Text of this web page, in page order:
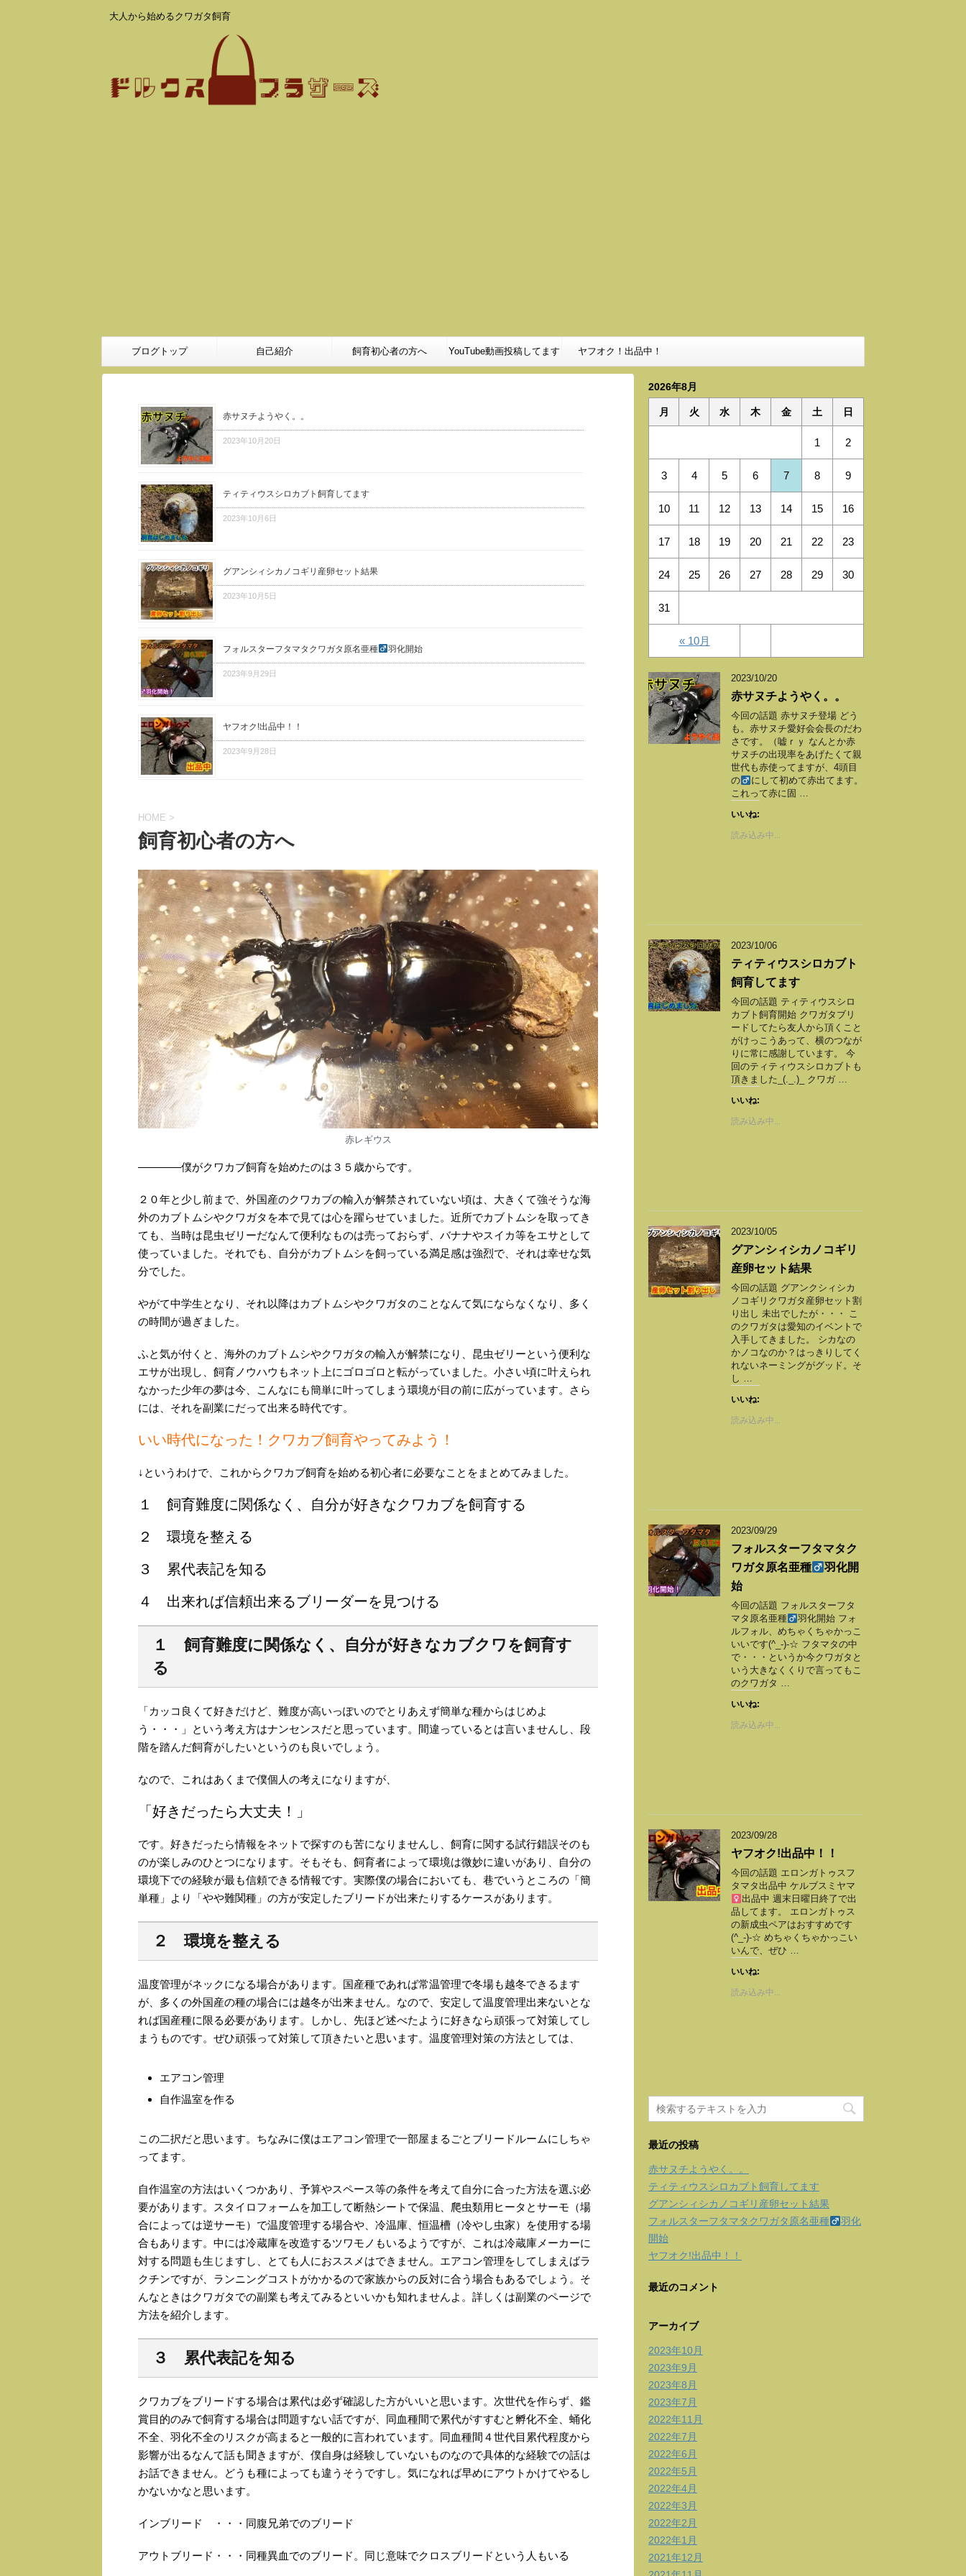
大人から始めるクワガタ飼育
ブログトップ 自己紹介 飼育初心者の方へ YouTube動画投稿してます ヤフオク！出品中！
赤サヌチようやく。。
2023年10月20日
ティティウスシロカブト飼育してます
2023年10月6日
グアンシィシカノコギリ産卵セット結果
2023年10月5日
フォルスターフタマタクワガタ原名亜種 羽化開始
2023年9月29日
ヤフオク!出品中！！
2023年9月28日
HOME >
飼育初心者の方へ
赤レギウス
――――僕がクワカブ飼育を始めたのは３５歳からです。
２０年と少し前まで、外国産のクワカブの輸入が解禁されていない頃は、大きくて強そうな海
外のカブトムシやクワガタを本で見ては心を躍らせていました。近所でカブトムシを取ってき
ても、当時は昆虫ゼリーだなんて便利なものは売っておらず、バナナやスイカ等をエサとして
使っていました。それでも、自分がカブトムシを飼っている満足感は強烈で、それは幸せな気
分でした。
やがて中学生となり、それ以降はカブトムシやクワガタのことなんて気にならなくなり、多く
の時間が過ぎました。
ふと気が付くと、海外のカブトムシやクワガタの輸入が解禁になり、昆虫ゼリーという便利な
エサが出現し、飼育ノウハウもネット上にゴロゴロと転がっていました。小さい頃に叶えられ
なかった少年の夢は今、こんなにも簡単に叶ってしまう環境が目の前に広がっています。さら
には、それを副業にだって出来る時代です。
いい時代になった！クワカブ飼育やってみよう！
↓というわけで、これからクワカブ飼育を始める初心者に必要なことをまとめてみました。
１ 飼育難度に関係なく、自分が好きなクワカブを飼育する
２ 環境を整える
３ 累代表記を知る
４ 出来れば信頼出来るブリーダーを見つける
１ 飼育難度に関係なく、自分が好きなカブクワを飼育す
る
「カッコ良くて好きだけど、難度が高いっぽいのでとりあえず簡単な種からはじめよ
う・・・」という考え方はナンセンスだと思っています。間違っているとは言いませんし、段
階を踏んだ飼育がしたいというのも良いでしょう。
なので、これはあくまで僕個人の考えになりますが、
「好きだったら大丈夫！」
です。好きだったら情報をネットで探すのも苦になりませんし、飼育に関する試行錯誤そのも
のが楽しみのひとつになります。そもそも、飼育者によって環境は微妙に違いがあり、自分の
環境下での経験が最も信頼できる情報です。実際僕の場合においても、巷でいうところの「簡
単種」より「やや難関種」の方が安定したブリードが出来たりするケースがあります。
２ 環境を整える
温度管理がネックになる場合があります。国産種であれば常温管理で冬場も越冬できるます
が、多くの外国産の種の場合には越冬が出来ません。なので、安定して温度管理出来ないとな
れば国産種に限る必要があります。しかし、先ほど述べたように好きなら頑張って対策してし
まうものです。ぜひ頑張って対策して頂きたいと思います。温度管理対策の方法としては、
エアコン管理
自作温室を作る
この二択だと思います。ちなみに僕はエアコン管理で一部屋まるごとブリードルームにしちゃ
ってます。
自作温室の方法はいくつかあり、予算やスペース等の条件を考えて自分に合った方法を選ぶ必
要があります。スタイロフォームを加工して断熱シートで保温、爬虫類用ヒータとサーモ（場
合によっては逆サーモ）で温度管理する場合や、冷温庫、恒温槽（冷やし虫家）を使用する場
合もあります。中には冷蔵庫を改造するツワモノもいるようですが、これは冷蔵庫メーカーに
対する問題も生じますし、とても人におススメはできません。エアコン管理をしてしまえばラ
クチンですが、ランニングコストがかかるので家族からの反対に合う場合もあるでしょう。そ
んなときはクワガタでの副業も考えてみるといいかも知れませんよ。詳しくは副業のページで
方法を紹介します。
３ 累代表記を知る
クワカブをブリードする場合は累代は必ず確認した方がいいと思います。次世代を作らず、鑑
賞目的のみで飼育する場合は問題すない話ですが、同血種間で累代がすすむと孵化不全、蛹化
不全、羽化不全のリスクが高まると一般的に言われています。同血種間４世代目累代程度から
影響が出るなんて話も聞きますが、僕自身は経験していないものなので具体的な経験での話は
お話できません。どうも種によっても違うそうですし。気になれば早めにアウトかけてやるし
かないかなと思います。
インブリード ・・・同腹兄弟でのブリード
アウトブリード・・・同種異血でのブリード。同じ意味でクロスブリードという人もいる
2026年8月
月 火 水 木 金 土 日
« 10月
1 2
3 4 5 6 7 8 9
10 11 12 13 14 15 16
17 18 19 20 21 22 23
24 25 26 27 28 29 30
31
2023/10/20
赤サヌチようやく。。
今回の話題 赤サヌチ登場 どう
も。赤サヌチ愛好会会長のだわ
さです。（嘘ｒｙ なんとか赤
サヌチの出現率をあげたくて親
世代も赤使ってますが、4頭目
の
にして初めて赤出てます。
これって赤に固 …
いいね:
読み込み中...
2023/10/06
ティティウスシロカブト
飼育してます
今回の話題 ティティウスシロ
カブト飼育開始 クワガタブリ
ードしてたら友人から頂くこと
がけっこうあって、横のつなが
りに常に感謝しています。 今
回のティティウスシロカブトも
頂きました_(._.)_ クワガ …
いいね:
読み込み中...
2023/10/05
グアンシィシカノコギリ
産卵セット結果
今回の話題 グアンクシィシカ
ノコギリクワガタ産卵セット割
り出し 未出でしたが・・・ こ
のクワガタは愛知のイベントで
入手してきました。 シカなの
かノコなのか？はっきりしてく
れないネーミングがグッド。そ
し …
いいね:
読み込み中...
2023/09/29
フォルスターフタマタク
ワガタ原名亜種
羽化開
始
今回の話題 フォルスターフタ
マタ原名亜種
羽化開始 フォ
ルフォル、めちゃくちゃかっこ
いいです(^_-)-☆ フタマタの中
で・・・というか今クワガタと
いう大きなくくりで言ってもこ
のクワガタ …
いいね:
読み込み中...
2023/09/28
ヤフオク!出品中！！
今回の話題 エロンガトゥスフ
タマタ出品中 ケルブスミヤマ
出品中 週末日曜日終了で出
品してます。 エロンガトゥス
の新成虫ペアはおすすめです
(^_-)-☆ めちゃくちゃかっこい
いんで、ぜひ …
いいね:
読み込み中...
最近の投稿
赤サヌチようやく。。
ティティウスシロカブト飼育してます
グアンシィシカノコギリ産卵セット結果
フォルスターフタマタクワガタ原名亜種
羽化
開始
ヤフオク!出品中！！
最近のコメント
アーカイブ
2023年10月
2023年9月
2023年8月
2023年7月
2022年11月
2022年7月
2022年6月
2022年5月
2022年4月
2022年3月
2022年2月
2022年1月
2021年12月